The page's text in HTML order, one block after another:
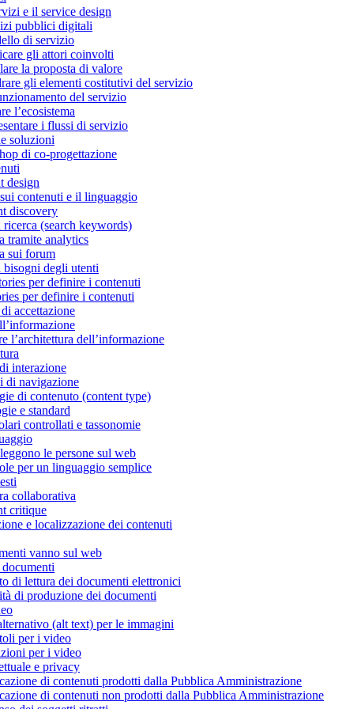
e il service design
pubblici digitali
di servizio
gli attori coinvolti
la proposta di valore
gli elementi costitutivi del servizio
del servizio
l’ecosistema
i flussi di servizio
soluzioni
di co-progettazione
design
contenuti e il linguaggio
discovery
(search keywords)
tramite analytics
sui forum
degli utenti
per definire i contenuti
per definire i contenuti
accettazione
l’architettura dell’informazione
interazione
di navigazione
di contenuto (content type)
e standard
controllati e tassonomie
le persone sul web
per un linguaggio semplice
collaborativa
critique
e localizzazione dei contenuti
vanno sul web
di lettura dei documenti elettronici
di produzione dei documenti
(alt text) per le immagini
per i video
per i video
e privacy
di contenuti prodotti dalla Pubblica Amministrazione
di contenuti non prodotti dalla Pubblica Amministrazione